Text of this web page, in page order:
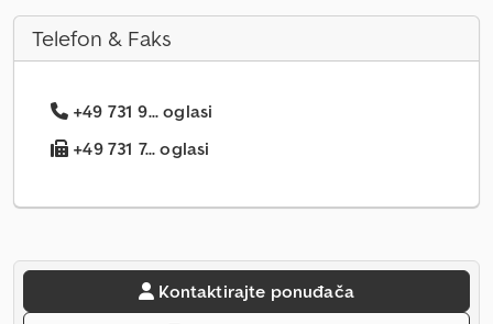
Telefon & Faks
+49 731 9... oglasi
+49 731 7... oglasi
Kontaktirajte ponuđača